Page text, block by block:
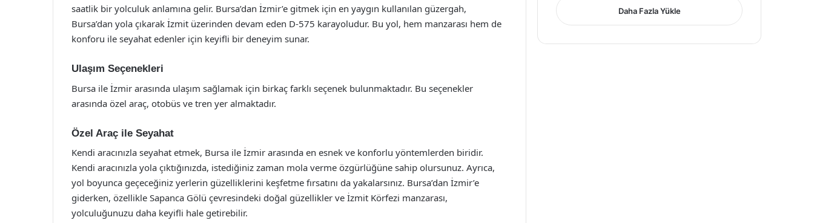
saatlik bir yolculuk anlamına gelir. Bursa’dan İzmir’e gitmek için en yaygın kullanılan güzergah,
Bursa’dan yola çıkarak İzmit üzerinden devam eden D-575 karayoludur. Bu yol, hem manzarası hem de
konforu ile seyahat edenler için keyifli bir deneyim sunar.
Ulaşım Seçenekleri
Bursa ile İzmir arasında ulaşım sağlamak için birkaç farklı seçenek bulunmaktadır. Bu seçenekler
arasında özel araç, otobüs ve tren yer almaktadır.
Özel Araç ile Seyahat
Kendi aracınızla seyahat etmek, Bursa ile İzmir arasında en esnek ve konforlu yöntemlerden biridir.
Kendi aracınızla yola çıktığınızda, istediğiniz zaman mola verme özgürlüğüne sahip olursunuz. Ayrıca,
yol boyunca geçeceğiniz yerlerin güzelliklerini keşfetme fırsatını da yakalarsınız. Bursa’dan İzmir’e
giderken, özellikle Sapanca Gölü çevresindeki doğal güzellikler ve İzmit Körfezi manzarası,
yolculuğunuzu daha keyifli hale getirebilir.
Daha Fazla Yükle